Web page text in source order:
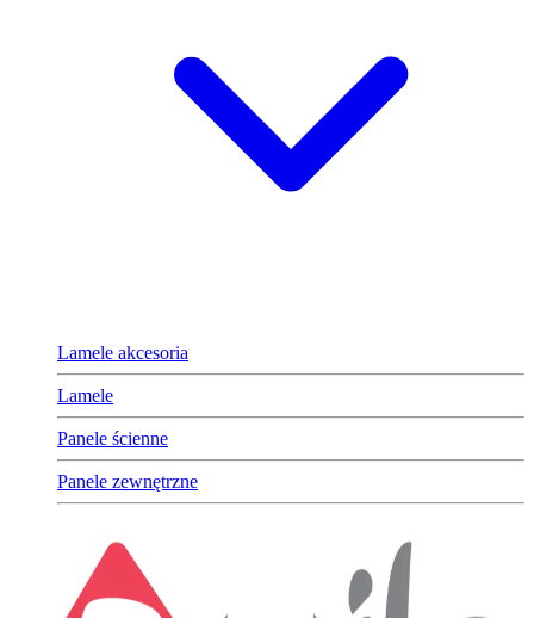
Lamele akcesoria
Lamele
Panele ścienne
Panele zewnętrzne